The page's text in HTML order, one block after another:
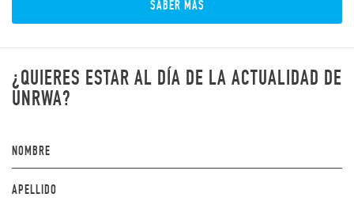
SABER MÁS
¿QUIERES ESTAR AL DÍA DE LA ACTUALIDAD DE
UNRWA?
NOMBRE
APELLIDO